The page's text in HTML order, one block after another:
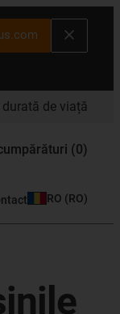
de viață
(0)
RO (RO)